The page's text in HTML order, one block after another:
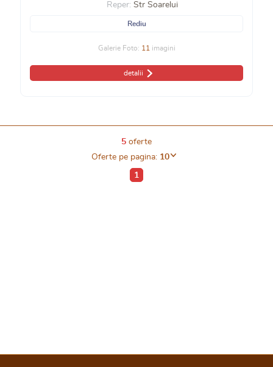
Reper: Str Soarelui
Rediu
Galerie Foto: 11 imagini
detalii
5 oferte
Oferte pe pagina: 10
1